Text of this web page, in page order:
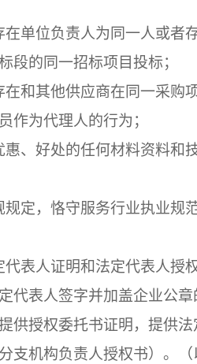
单位负责人为同一人或者
段的同一招标项目投标；
和其他供应商在同一采购
作为代理人的行为；
、好处的任何材料资料和
定，恪守服务行业执业规
表人证明和法定代表人授
代表人签字并加盖企业公
供授权委托书证明，提供
支机构负责人授权书）。（